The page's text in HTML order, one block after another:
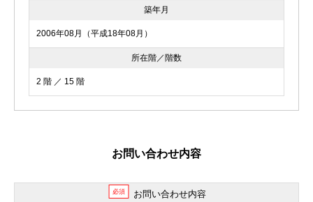
築年月
2006年08月（平成18年08月）
所在階／階数
2 階 ／ 15 階
お問い合わせ内容
必須 お問い合わせ内容